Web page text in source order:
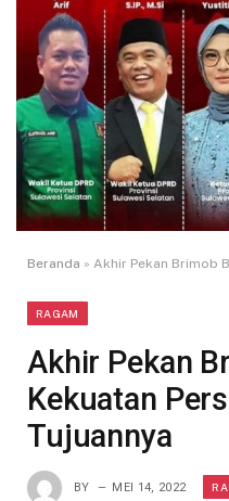
Beranda » Akhir Pekan Brimob
RAGAM
Akhir Pekan
Kekuatan
Tujuannya
BY MEI 14, 2022